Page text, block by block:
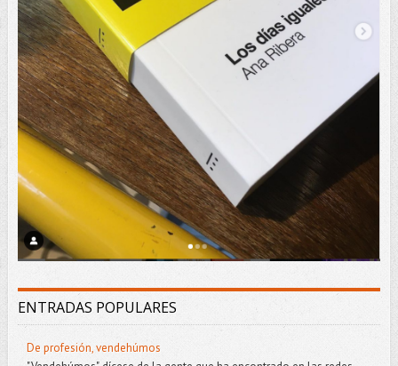
ENTRADAS POPULARES
De profesión, vendehúmos